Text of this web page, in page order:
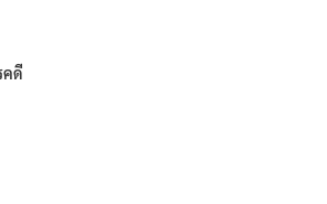
คดี